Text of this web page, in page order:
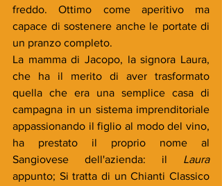
freddo. Ottimo come aperitivo ma
capace di sostenere anche le portate di
un pranzo completo.
La mamma di Jacopo, la signora Laura,
che ha il merito di aver trasformato
quella che era una semplice casa di
campagna in un sistema imprenditoriale
appassionando il figlio al modo del vino,
ha prestato il proprio nome al
Sangiovese dell'azienda: il
Laura
appunto; Si tratta di un Chianti Classico